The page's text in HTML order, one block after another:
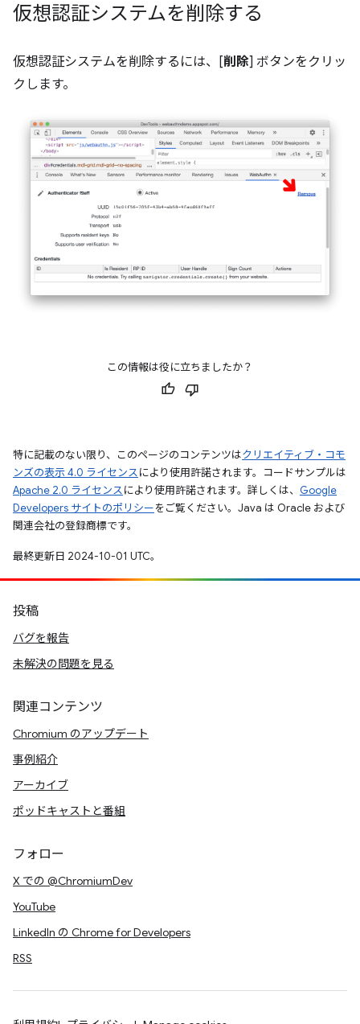
仮想認証システムを削除する
仮想認証システムを削除するには、[削除] ボタンをクリッ
クします。
この情報は役に立ちましたか？
特に記載のない限り、このページのコンテンツはクリエイティブ・コモ
ンズの表示 4.0 ライセンスにより使用許諾されます。コードサンプルは
Apache 2.0 ライセンスにより使用許諾されます。詳しくは、 Google
Developers サイトのポリシーをご覧ください。Java は Oracle および
関連会社の登録商標です。
最終更新日 2024-10-01 UTC。
投稿
バグを報告
未解決の問題を見る
関連コンテンツ
Chromium のアップデート
事例紹介
アーカイブ
ポッドキャストと番組
フォロー
X での @ChromiumDev
YouTube
LinkedIn の Chrome for Developers
RSS